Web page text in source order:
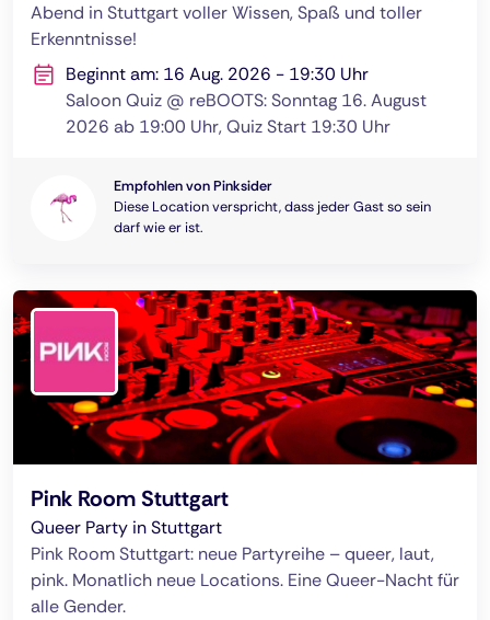
Abend in Stuttgart voller Wissen, Spaß und toller
Erkenntnisse!
Beginnt am: 16 Aug. 2026 - 19:30 Uhr
Saloon Quiz @ reBOOTS: Sonntag 16. August
2026 ab 19:00 Uhr, Quiz Start 19:30 Uhr
Empfohlen von Pinksider
Diese Location verspricht, dass jeder Gast so sein
darf wie er ist.
Pink Room Stuttgart
Queer Party in Stuttgart
Pink Room Stuttgart: neue Partyreihe – queer, laut,
pink. Monatlich neue Locations. Eine Queer-Nacht für
alle Gender.